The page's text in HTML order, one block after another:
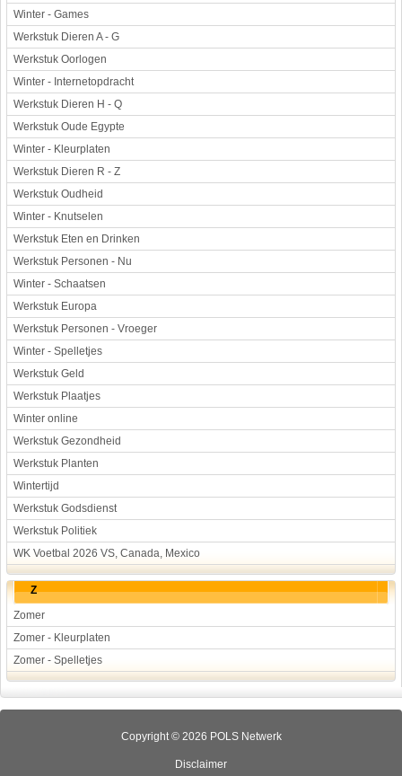
Winter - Games
Werkstuk Dieren A - G
Werkstuk Oorlogen
Winter - Internetopdracht
Werkstuk Dieren H - Q
Werkstuk Oude Egypte
Winter - Kleurplaten
Werkstuk Dieren R - Z
Werkstuk Oudheid
Winter - Knutselen
Werkstuk Eten en Drinken
Werkstuk Personen - Nu
Winter - Schaatsen
Werkstuk Europa
Werkstuk Personen - Vroeger
Winter - Spelletjes
Werkstuk Geld
Werkstuk Plaatjes
Winter online
Werkstuk Gezondheid
Werkstuk Planten
Wintertijd
Werkstuk Godsdienst
Werkstuk Politiek
WK Voetbal 2026 VS, Canada, Mexico
Z
Zomer
Zomer - Kleurplaten
Zomer - Spelletjes
Copyright © 2026 POLS Netwerk
Disclaimer